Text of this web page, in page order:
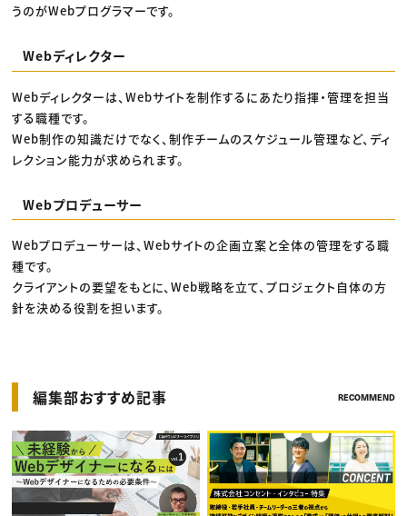
うのがWebプログラマーです。
Webディレクター
Webディレクターは、Webサイトを制作するにあたり指揮・管理を担当
する職種です。
Web制作の知識だけでなく、制作チームのスケジュール管理など、ディ
レクション能力が求められます。
Webプロデューサー
Webプロデューサーは、Webサイトの企画立案と全体の管理をする職
種です。
クライアントの要望をもとに、Web戦略を立て、プロジェクト自体の方
針を決める役割を担います。
編集部おすすめ記事 RECOMMEND